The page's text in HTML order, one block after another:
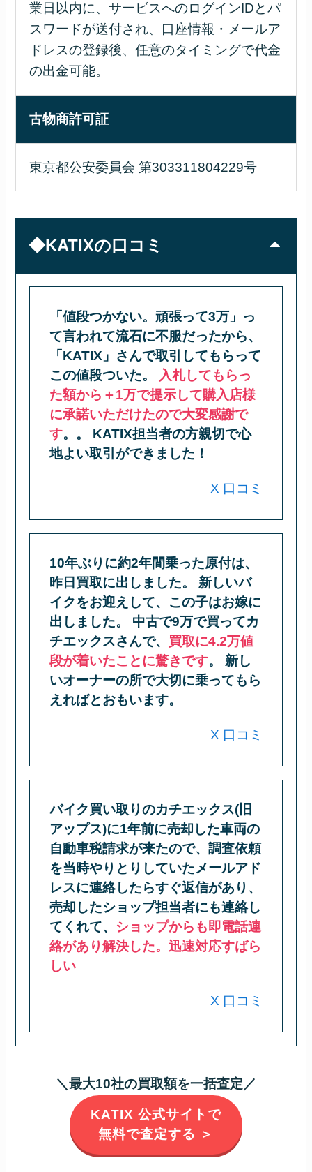
業日以内に、サービスへのログインIDとパ
スワードが送付され、口座情報・メールア
ドレスの登録後、任意のタイミングで代金
の出金可能。
古物商許可証
東京都公安委員会 第303311804229号
◆KATIXの口コミ
「値段つかない。頑張って3万」っ
て言われて流石に不服だったから、
「KATIX」さんで取引してもらって
この値段ついた。
入札してもらっ
た額から＋1万で提示して購入店様
に承諾いただけたので大変感謝で
す。。 KATIX担当者の方親切で心
地よい取引ができました！
X 口コミ
10年ぶりに約2年間乗った原付は、
昨日買取に出しました。 新しいバ
イクをお迎えして、この子はお嫁に
出しました。 中古で9万で買ってカ
チエックスさんで、 買取に4.2万値
段が着いたことに驚きです。 新し
いオーナーの所で大切に乗ってもら
えればとおもいます。
X 口コミ
バイク買い取りのカチエックス(旧
アップス)に1年前に売却した車両の
自動車税請求が来たので、調査依頼
を当時やりとりしていたメールアド
レスに連絡したらすぐ返信があり、
売却したショップ担当者にも連絡し
てくれて、 ショップからも即電話連
絡があり解決した。迅速対応すばら
しい
X 口コミ
＼最大10社の買取額を一括査定／
KATIX 公式サイトで
無料で査定する ＞